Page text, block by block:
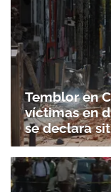
Temblor en
víctimas en
se declara